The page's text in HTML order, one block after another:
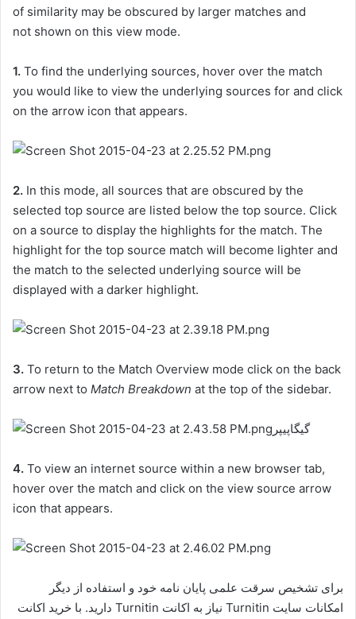
of similarity may be obscured by larger matches and
not shown on this view mode.
1. To find the underlying sources, hover over the match
you would like to view the underlying sources for and click
on the arrow icon that appears.
2. In this mode, all sources that are obscured by the
selected top source are listed below the top source. Click
on a source to display the highlights for the match. The
highlight for the top source match will become lighter and
the match to the selected underlying source will be
displayed with a darker highlight.
3. To return to the Match Overview mode click on the back
arrow next to Match Breakdown at the top of the sidebar.
4. To view an internet source within a new browser tab,
hover over the match and click on the view source arrow
icon that appears.
برای تشخیص سرقت علمی پایان نامه خود و استفاده از دیگر
امکانات سایت Turnitin نیاز به اکانت Turnitin دارید. با خرید اکانت